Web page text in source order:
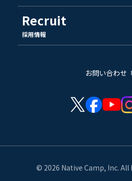
Recruit
採用情報
お問い合わせ
© 2026 Native Camp, Inc. All